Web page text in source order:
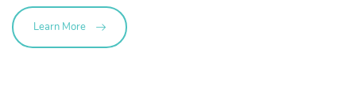
Learn More